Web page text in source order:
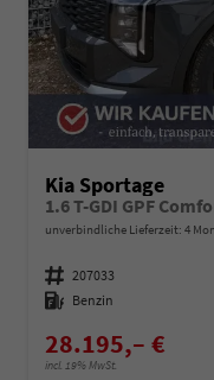
Kia Sportage
1.6 T-GDI GPF
unverbindliche Lieferzeit: 4
Fahrzeugnummer 207033
Kraftstoff Benzin
28.195,– €
incl. 19% MwSt.